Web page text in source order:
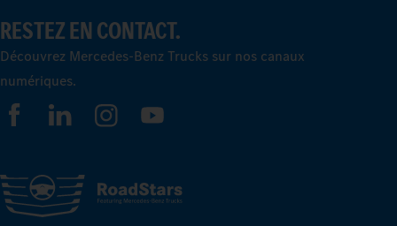
RESTEZ EN CONTACT.
Découvrez Mercedes-Benz Trucks sur nos canaux
numériques.